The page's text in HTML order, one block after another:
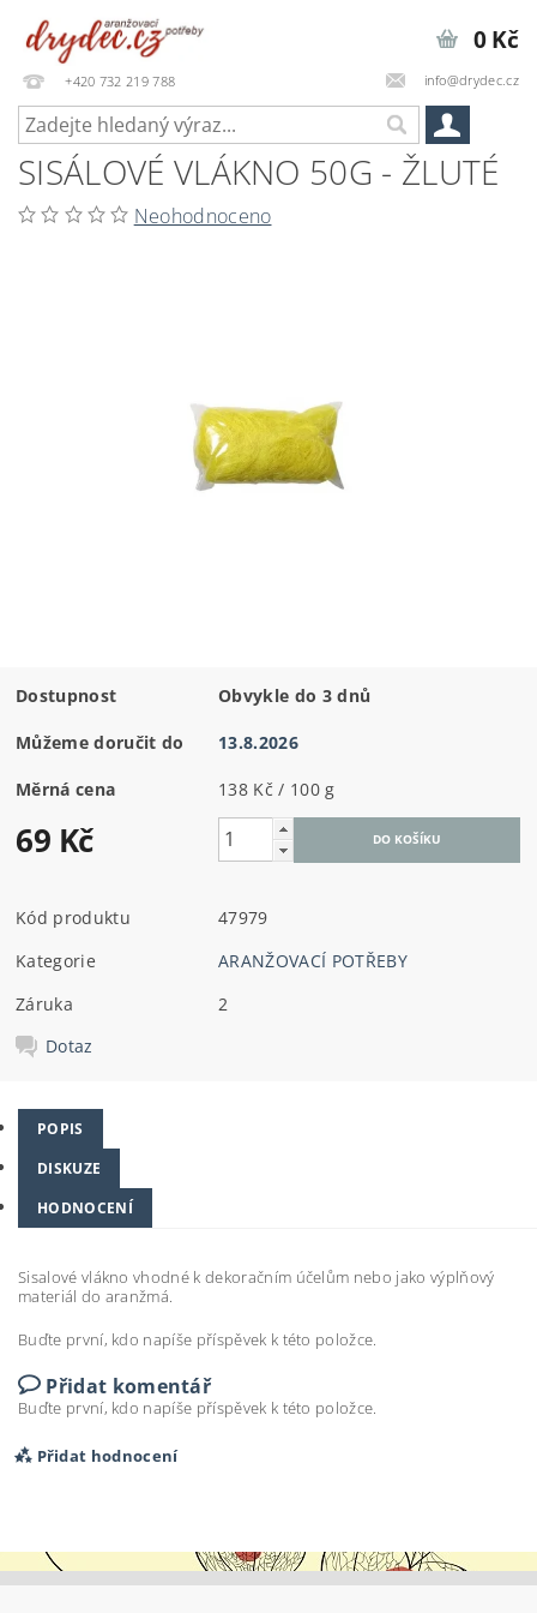
+420 732 219 788 info@drydec.cz
0 Kč
SISÁLOVÉ VLÁKNO 50G - ŽLUTÉ
Neohodnoceno
Dostupnost Obvykle do 3 dnů
Můžeme doručit do 13.8.2026
Měrná cena 138 Kč / 100 g
69 Kč
Kód produktu
47979
Kategorie
ARANŽOVACÍ POTŘEBY
Záruka
2
Dotaz
POPIS
DISKUZE
HODNOCENÍ
Sisalové vlákno vhodné k dekoračním účelům nebo jako výplňový
materiál do aranžmá.
Buďte první, kdo napíše příspěvek k této položce.
Přidat komentář
Buďte první, kdo napíše příspěvek k této položce.
Přidat hodnocení